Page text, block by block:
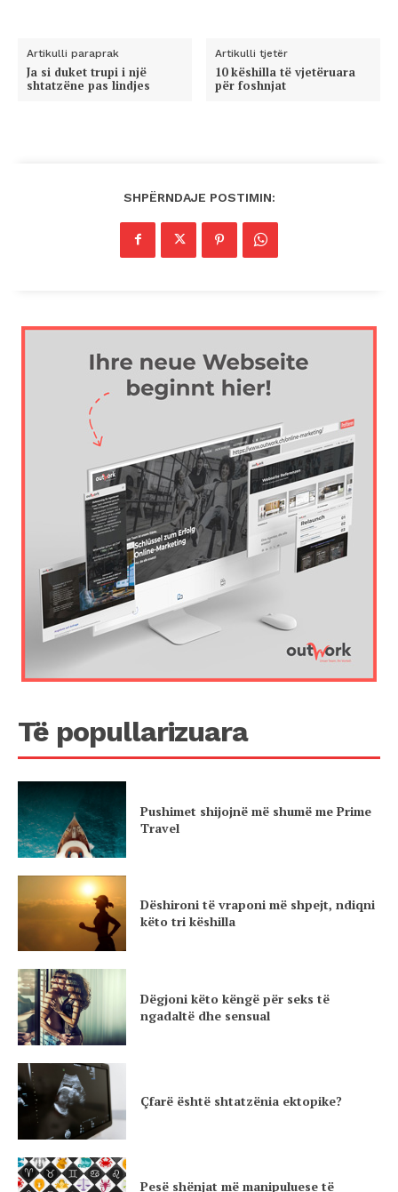
Artikulli paraprak
Ja si duket trupi i një
shtatzëne pas lindjes
Artikulli tjetër
10 këshilla të vjetëruara
për foshnjat
SHPËRNDAJE POSTIMIN:
Të popullarizuara
Pushimet shijojnë më shumë me Prime
Travel
Dëshironi të vraponi më shpejt, ndiqni
këto tri këshilla
Dëgjoni këto këngë për seks të
ngadaltë dhe sensual
Çfarë është shtatzënia ektopike?
Pesë shënjat më manipuluese të